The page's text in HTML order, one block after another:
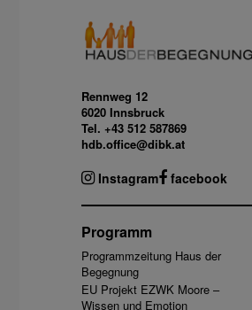
Rennweg 12
6020 Innsbruck
Tel. +43 512 587869
hdb.office@dibk.at
Instagram facebook
Programm
Programmzeitung Haus der
Begegnung
EU Projekt EZWK Moore –
Wissen und Emotion